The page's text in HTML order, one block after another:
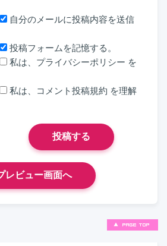
自分のメールに投稿内容を送信
投稿フォームを記憶する。
私は、 プライバシーポリシー を
私は、 コメント投稿規約 を理解